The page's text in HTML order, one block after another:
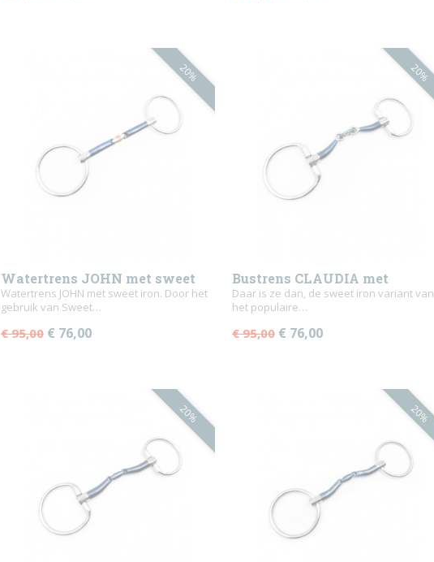
20%
Watertrens JOHN met sweet
iron
Watertrens JOHN met sweet iron. Door het
gebruik van Sweet…
€ 95,00 € 76,00
20%
Bustrens CLAUDIA met
tongvrijheid
Daar is ze dan, de sweet iron variant van
het populaire…
€ 95,00 € 76,00
20% 20%